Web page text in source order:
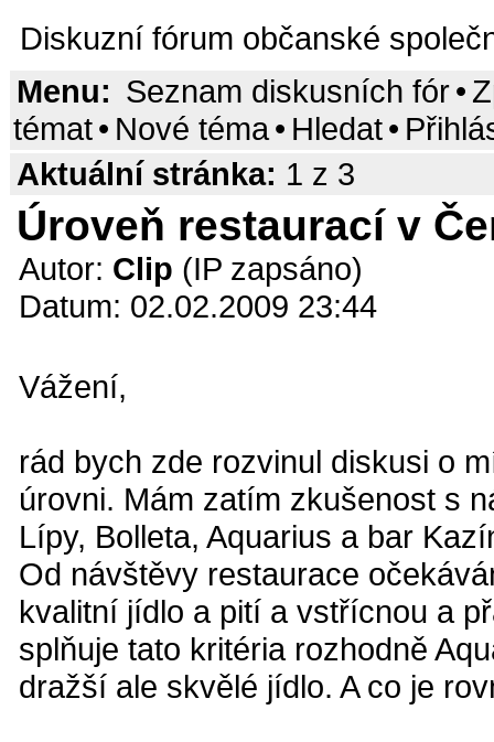
Diskuzní fórum občanské
Menu: Seznam diskusních fór•
témat• Nové téma• Hledat•
Aktuální stránka: 1 z 3
Úroveň restaurací v
Autor: Clip (IP zapsáno)
Datum: 02.02.2009 23:44
Vážení,
rád bych zde rozvinul diskusi o
úrovni. Mám zatím zkušenost s
Lípy, Bolleta, Aquarius a bar
Od návštěvy restaurace
kvalitní jídlo a pití a vstřícnou a
splňuje tato kritéria rozhodně
dražší ale skvělé jídlo. A co je